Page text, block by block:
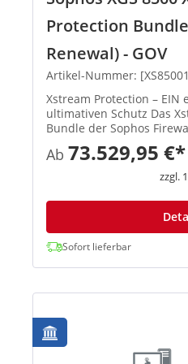
Protection Bundle
Renewal) - GOV
Artikel-Nummer:
Xstream Protection –
ultimativen Schutz Das Xstream Protection
Bundle der Sophos
und Performance der
Außerdem erhalten Sie
Lösung, mit der Sie die
Ab 73.529,95 €*
zzgl.
Sofort lieferbar